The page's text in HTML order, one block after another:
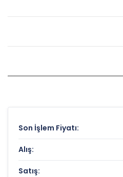
Son İşlem Fiyatı:
Alış:
Satış: